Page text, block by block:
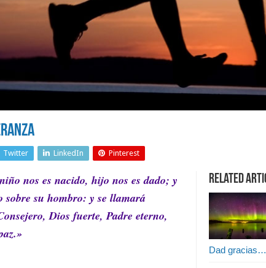
Twitter LinkedIn Pinterest
Related
Dad
nos es nacido, hijo nos es dado; y
sobre su hombro: y se llamará
Dios fuerte, Padre eterno,